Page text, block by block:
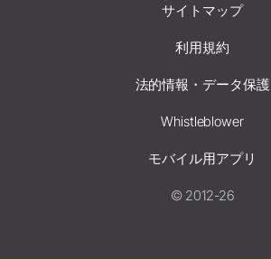
サイトマップ
利用規約
法的情報・データ保護
Whistleblower
モバイル用アプリ
© 2012-26